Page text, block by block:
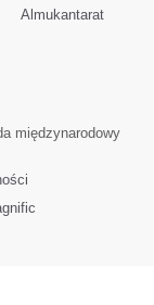
Almukantarat
międzynarodowy